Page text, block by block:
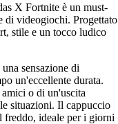
X Fortnite è un must-
di videogiochi. Progettato
stile e un tocco ludico
sensazione di
un'eccellente durata.
o di un'uscita
situazioni. Il cappuccio
freddo, ideale per i giorni